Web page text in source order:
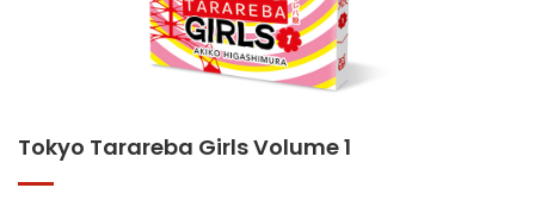
Tokyo Tarareba Girls Volume 1